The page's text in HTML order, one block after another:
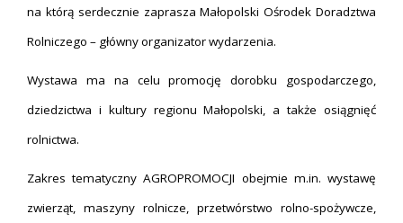
na którą serdecznie zaprasza Małopolski Ośrodek Doradztwa
Rolniczego – główny organizator wydarzenia.
Wystawa ma na celu promocję dorobku gospodarczego,
dziedzictwa i kultury regionu Małopolski, a także osiągnięć
rolnictwa.
Zakres tematyczny AGROPROMOCJI obejmie m.in. wystawę
zwierząt, maszyny rolnicze, przetwórstwo rolno-spożywcze,